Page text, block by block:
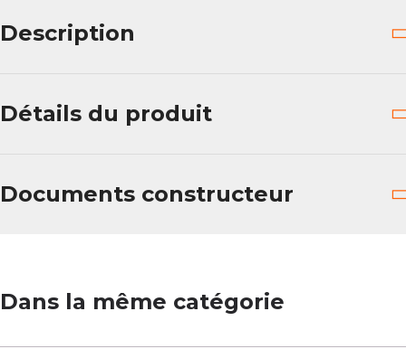
Description
Détails du produit
Documents constructeur
Dans la même catégorie